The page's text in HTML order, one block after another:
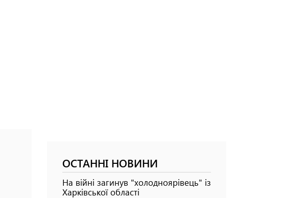
ОСТАННІ НОВИНИ
На війні загинув "холодноярівець" із
Харківської області